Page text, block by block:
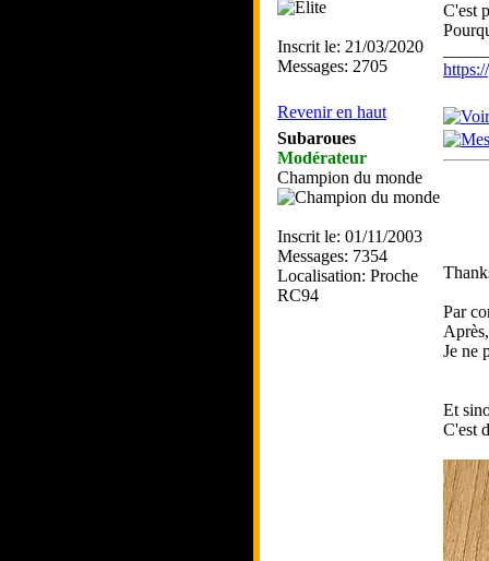
Inscrit le: 21/03/2020
Messages: 2705
C'est
Revenir en haut
Subaroues
Modérateur
Champion du monde
Inscrit le: 01/11/2003
Messages: 7354
Localisation: Proche
RC94
Par
Je ne
Et
C'est